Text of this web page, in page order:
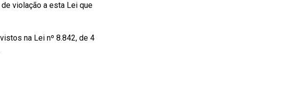
violação a esta Lei que
na Lei nº 8.842, de 4